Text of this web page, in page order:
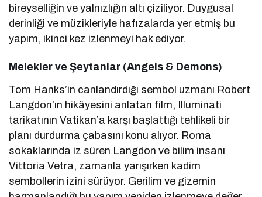
bireyselliğin ve yalnızlığın altı çiziliyor. Duygusal
derinliği ve müzikleriyle hafızalarda yer etmiş bu
yapım, ikinci kez izlenmeyi hak ediyor.
Melekler ve Şeytanlar (Angels & Demons)
Tom Hanks’in canlandırdığı sembol uzmanı Robert
Langdon’ın hikâyesini anlatan film, Illuminati
tarikatının Vatikan’a karşı başlattığı tehlikeli bir
planı durdurma çabasını konu alıyor. Roma
sokaklarında iz süren Langdon ve bilim insanı
Vittoria Vetra, zamanla yarışırken kadim
sembollerin izini sürüyor. Gerilim ve gizemin